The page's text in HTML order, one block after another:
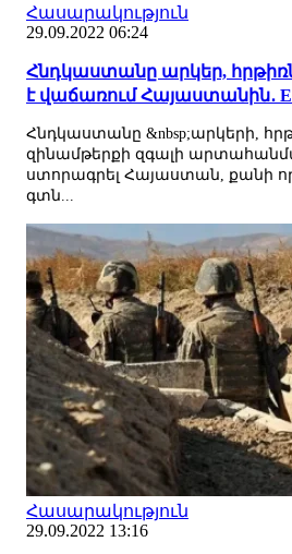
Հասարակություն
29.09.2022 06:24
Հնդկաստանը արկեր,
է վաճառում Հայաստանին․
Հնդկաստանը &nbsp;արկերի,
զինամթերքի զգալի
ստորագրել Հայաստան, քանի
գտն...
Հասարակություն
29.09.2022 13:16